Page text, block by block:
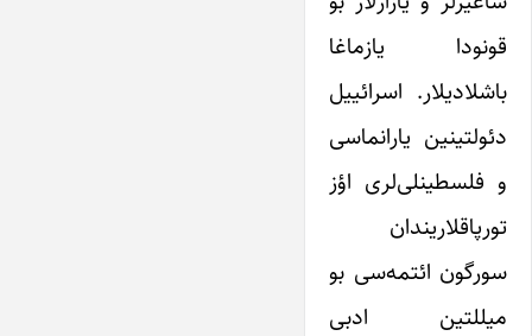
قونودا یازماغا
باشلادیلار. اسرائییل
دئولتینین یارانماسی
و فلسطینلی‌لری اؤز
تورپاقلاریندان
سورگون ائتمه‌سی بو
میللتین ادبی